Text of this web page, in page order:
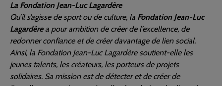
La Fondation Jean-Luc Lagardère
Qu’il s’agisse de sport ou de culture, la Fondation Jean-Luc
Lagardèrea pour ambition de créer de l’excellence, de
redonner confiance et de créer davantage de lien social.
Ainsi, la Fondation Jean-Luc Lagardère soutient-elle les
jeunes talents, les créateurs, les porteurs de projets
solidaires. Sa mission est de détecter et de créer de